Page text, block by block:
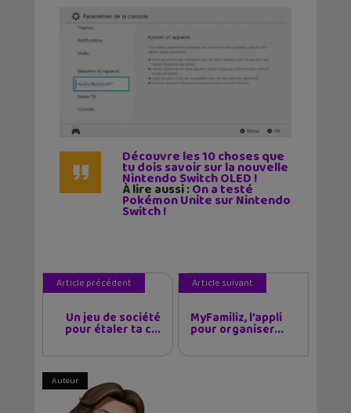
Découvre les 10 choses que
tu dois savoir sur la nouvelle
Nintendo Switch OLED !
À lire aussi :On a testé
Pokémon Unite sur Nintendo
Switch !
Article précédent
Un jeu de société
pour étaler ta c...
Article suivant
MyFamiliz, l’appli
pour organiser...
Auteur